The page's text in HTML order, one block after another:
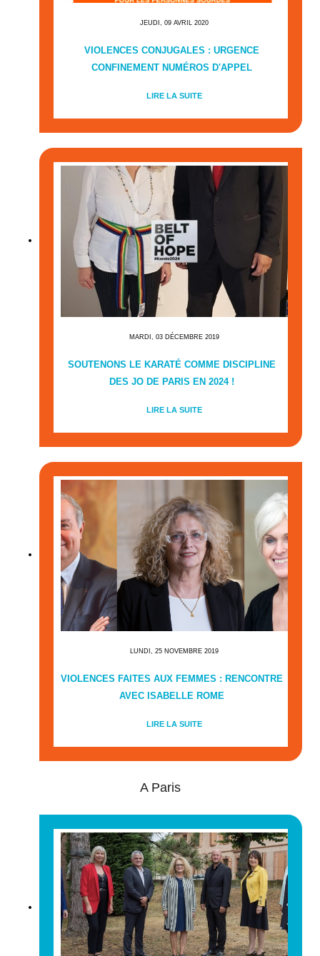
JEUDI, 09 AVRIL 2020
VIOLENCES CONJUGALES : URGENCE
CONFINEMENT NUMÉROS D'APPEL
LIRE LA SUITE
MARDI, 03 DÉCEMBRE 2019
SOUTENONS LE KARATÉ COMME DISCIPLINE
DES JO DE PARIS EN 2024 !
LIRE LA SUITE
LUNDI, 25 NOVEMBRE 2019
VIOLENCES FAITES AUX FEMMES : RENCONTRE
AVEC ISABELLE ROME
LIRE LA SUITE
A Paris